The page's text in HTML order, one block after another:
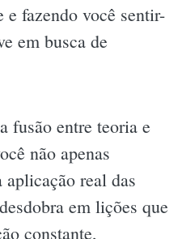
fazendo você sentir-
em busca de
fusão entre teoria e
não apenas
real das
em lições que
constante,